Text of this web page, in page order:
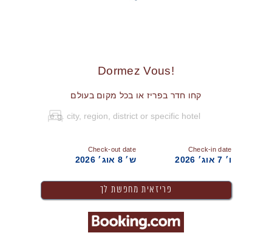
!Dormez Vous
קחו חדר בפריז או בכל מקום בעולם
Check-in date
ו׳ 7 אוג׳ 2026
Check-out date
ש׳ 8 אוג׳ 2026